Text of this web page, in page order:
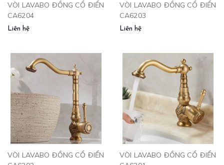
VÒI LAVABO ĐỒNG CỔ ĐIỂN
CA6204
Liên hệ
VÒI LAVABO ĐỒNG CỔ ĐIỂN
CA6203
Liên hệ
VÒI LAVABO ĐỒNG CỔ ĐIỂN
VÒI LAVABO ĐỒNG CỔ ĐIỂN